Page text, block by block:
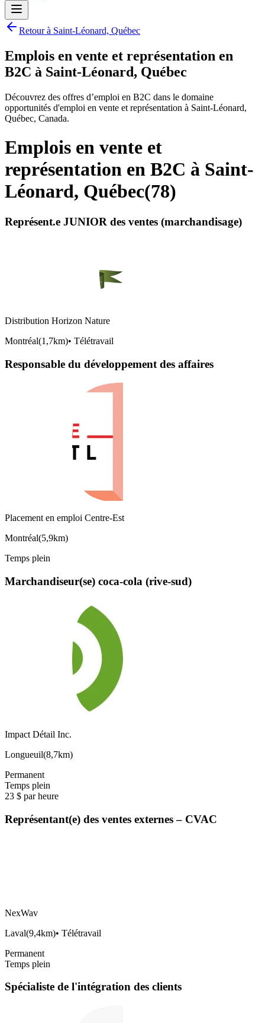
Retour à Saint-Léonard, Québec
Emplois en vente et représentation en
B2C à Saint-Léonard, Québec
Découvrez des offres d’emploi en B2C dans le domaine
opportunités d'emploi en vente et représentation à Saint-Léonard,
Québec, Canada.
Emplois en vente et
représentation en B2C à Saint-
Léonard, Québec(78)
Représent.e JUNIOR des ventes (marchandisage)
Distribution Horizon Nature
Montréal(1,7km)• Télétravail
Responsable du développement des affaires
Placement en emploi Centre-Est
Montréal(5,9km)
Temps plein
Marchandiseur(se) coca-cola (rive-sud)
Impact Détail Inc.
Longueuil(8,7km)
Permanent
Temps plein
23 $ par heure
Représentant(e) des ventes externes – CVAC
NexWav
Laval(9,4km)• Télétravail
Permanent
Temps plein
Spécialiste de l'intégration des clients